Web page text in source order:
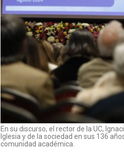
En su discurso, el rector de la UC,
Iglesia y de la sociedad en sus 136
comunidad académica.